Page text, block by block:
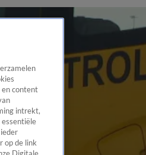
en content
intrekt,
op de link